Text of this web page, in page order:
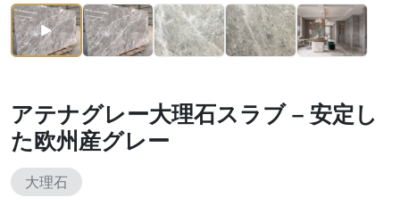
アテナグレー大理石スラブ – 安定し
た欧州産グレー
大理石